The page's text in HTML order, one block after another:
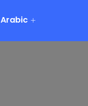
Arabic